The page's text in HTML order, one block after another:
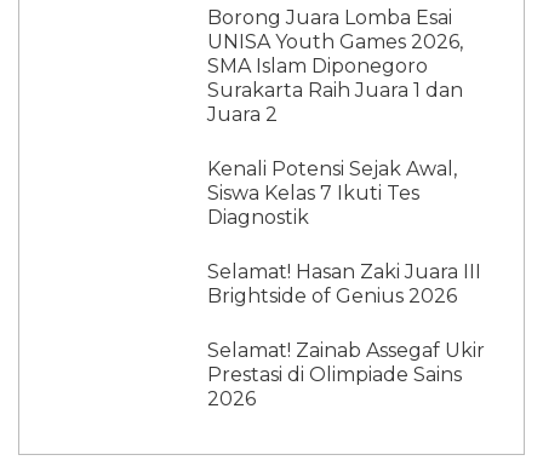
Borong Juara Lomba Esai
UNISA Youth Games 2026,
SMA Islam Diponegoro
Surakarta Raih Juara 1 dan
Juara 2
Kenali Potensi Sejak Awal,
Siswa Kelas 7 Ikuti Tes
Diagnostik
Selamat! Hasan Zaki Juara III
Brightside of Genius 2026
Selamat! Zainab Assegaf Ukir
Prestasi di Olimpiade Sains
2026